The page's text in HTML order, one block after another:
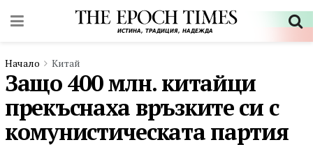
Начало Китай
Защо 400 млн. китайци
прекъснаха връзките си с
комунистическата партия